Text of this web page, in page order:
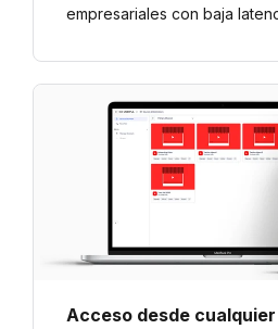
empresariales con baja
Acceso desde